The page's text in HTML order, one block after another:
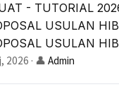
- TUTORIAL
USULAN
USULAN
2026 · 👤 Admin